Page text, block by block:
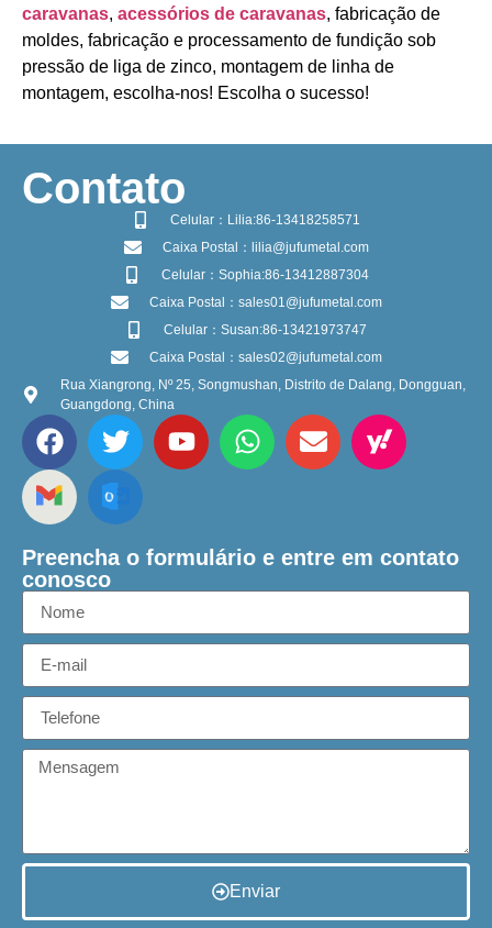
caravanas, acessórios de caravanas, fabricação de
moldes, fabricação e processamento de fundição sob
pressão de liga de zinco, montagem de linha de
montagem, escolha-nos! Escolha o sucesso!
​Contato
Celular：Lilia:86-13418258571
Caixa Postal：lilia@jufumetal.com
Celular：Sophia:86-13412887304
Caixa Postal：sales01@jufumetal.com
Celular：Susan:86-13421973747
Caixa Postal：sales02@jufumetal.com
Rua Xiangrong, Nº 25, Songmushan, Distrito de Dalang, Dongguan,
Guangdong, China
Preencha o formulário e entre em contato
conosco
Enviar